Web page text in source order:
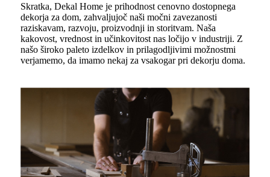
Skratka, Dekal Home je prihodnost cenovno dostopnega
dekorja za dom, zahvaljujoč naši močni zavezanosti
raziskavam, razvoju, proizvodnji in storitvam. Naša
kakovost, vrednost in učinkovitost nas ločijo v industriji. Z
našo široko paleto izdelkov in prilagodljivimi možnostmi
verjamemo, da imamo nekaj za vsakogar pri dekorju doma.